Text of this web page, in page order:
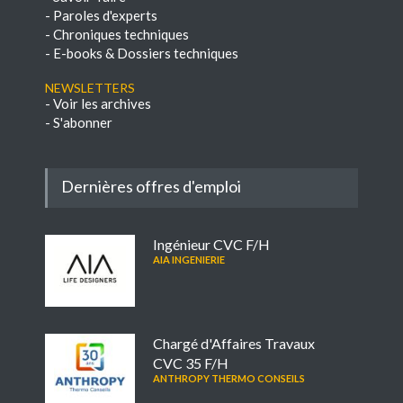
- Paroles d'experts
- Chroniques techniques
- E-books & Dossiers techniques
NEWSLETTERS
- Voir les archives
- S'abonner
Dernières offres d'emploi
Ingénieur CVC F/H
AIA INGENIERIE
Chargé d'Affaires Travaux
CVC 35 F/H
ANTHROPY THERMO CONSEILS